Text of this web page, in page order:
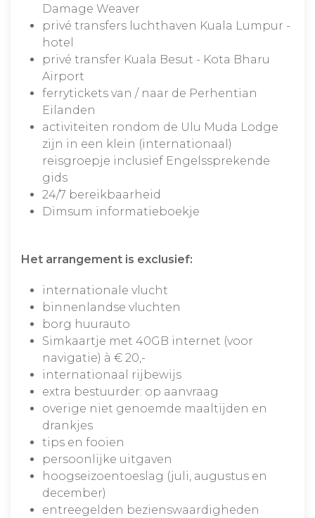
Damage Weaver
privé transfers luchthaven Kuala Lumpur -
hotel
privé transfer Kuala Besut - Kota Bharu
Airport
ferrytickets van / naar de Perhentian
Eilanden
activiteiten rondom de Ulu Muda Lodge
zijn in een klein (internationaal)
reisgroepje inclusief Engelssprekende
gids
24/7 bereikbaarheid
Dimsum informatieboekje
Het arrangement is exclusief:
internationale vlucht
binnenlandse vluchten
borg huurauto
Simkaartje met 40GB internet (voor
navigatie) à € 20,-
internationaal rijbewijs
extra bestuurder: op aanvraag
overige niet genoemde maaltijden en
drankjes
tips en fooien
persoonlijke uitgaven
hoogseizoentoeslag (juli, augustus en
december)
entreegelden bezienswaardigheden